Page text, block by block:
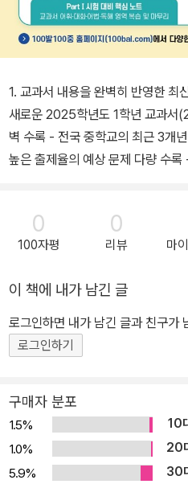
1. 교과서 내용을 완벽히 반영한 최
새로운 2025학년도 1학년 교과서
벽 수록 - 전국 중학교의 최근 3개년 빈출 문제를 분석 및 선별하여
높은 출제율의 예상 문제 다량 수록 - 영역별 실전 문제와 다양한 유
있는 구성 3. 출판사별 맞춤형 교재 제작 - 1학년 10종 영어 교과서별
설명을 통해 부족한 학습 보충 가능 ※ 교재 구성별 특징 1. 교과서 속
핵심 어휘 / 교과서 어휘 확인 문제 / 교
핵심 어휘 및 표현 정리와 함께 단계
써 어휘의 기본을 다져서 실전에 대비 2. 교과서 속 핵심 대화 / 교과
열하기 / 교과서 대화 실전 문제교
모든 대화문을 꼼꼼히 분석한 후,
로써 의사소통 기능 문제에 대비 3. 교과서 속 핵심 문법 / 교과서 문
법 확인 문제 / 교과서 문법 실전 문제 + 서술형 교
0
100자평
0
리뷰 마
이 책에 내가 남긴 글
로그인하면 내가 남긴 글과 친구가
로그인하기
구매자 분포
1.5% 10
1.0%
20
5.9%
30